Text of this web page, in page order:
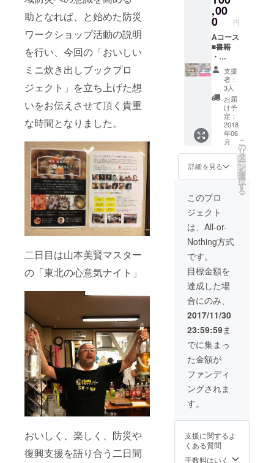
助となれば、と始めた防災
ワークショップ活動の説明
を行い、今回の「おいしい
ミニ炊き出しブックプロ
ジェクト」を立ち上げた想
いをお伝えさせて頂く貴重
な時間となりました。
二日目は山本美賢マスター
の「東北の心意気ナイト」
おいしく、楽しく、防災や
復興支援を語り合う二日間
提供さ
せて頂
いてお
りま
す。 三
協熊本
HP
http://w
ww.san
kyo-
kumam
oto.info/
Bコース
■書籍
SPECIA
L
て、お
名前、
団体名
などを
掲載 ・
完成し
本県益
城晩酌
セット
・球磨
焼酎３
本＆特
選馬刺
しセッ
ト ※本
リター
ン商品
は本プ
ロジェ
理解、
ご賛同
頂きま
した有
限会社
本益城
の旬の
グルメ
ギフト
を年に2
回 ※本
リター
ン商品
は本プ
ロジェ
クト趣
旨にご
理解、
ご賛同
頂きま
した三
協熊本
様にご
協力頂
き、ご
提供さ
せて頂
いてお
りま
す。 三
http://w
ww.san
kyo-
kumam
oto.info/
Bコース
■書籍
・
SPECIA
L
THANK
Sとし
て、お
などを
完成し
た書籍
5冊 ■熊
,00
0 円
Aコース
■書籍
・
SPECIA
L
THANK
Sとし
て、お
名前、
団体名
などを
掲載 ・
完成し
た書籍
10冊 ■
熊本県
益城
セット
・熊本
益城の
旬のグ
ルメギ
※本リ
ターン
商品は
本プロ
ジェク
ト趣旨
にご理
解、ご
賛同頂
きまし
た三協
熊本様
にご協
提供さ
いてお
りま
す。 三
支援
者：
3人
お届
け予
定：
2018
年06
月
詳細を見る
こ
の
リ
タ
ー
ン
を
選
択
す
る
このプロ
ジェクト
は、All-or-
Nothing方式
です。
目標金額を
達成した場
合にのみ、
2017/11/30
23:59:59ま
でに集まっ
た金額が
ファンディ
ングされま
す。
支援に関するよ
くある質問
手数料はいく